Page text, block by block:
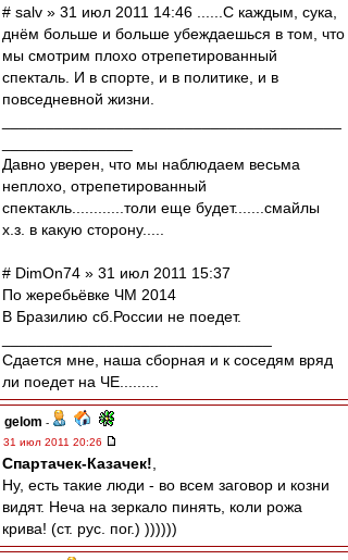
# salv » 31 июл 2011 14:46 ......С каждым, сука,
днём больше и больше убеждаешься в том, что
мы смотрим плохо отрепетированный
спекталь. И в спорте, и в политике, и в
повседневной жизни.
Давно уверен, что мы наблюдаем весьма
неплохо, отрепетированный
спектакль............толи еще будет.......смайлы
х.з. в какую сторону.....
# DimOn74 » 31 июл 2011 15:37
По жеребьёвке ЧМ 2014
В Бразилию сб.России не поедет.
Сдается мне, наша сборная и к соседям вряд
ли поедет на ЧЕ.........
gelom -
31 июл 2011 20:26
Спартачек-Казачек!
Ну, есть такие люди - во всем заговор и козни
видят. Неча на зеркало пинять, коли рожа
крива! (ст. рус. пог.) ))))))